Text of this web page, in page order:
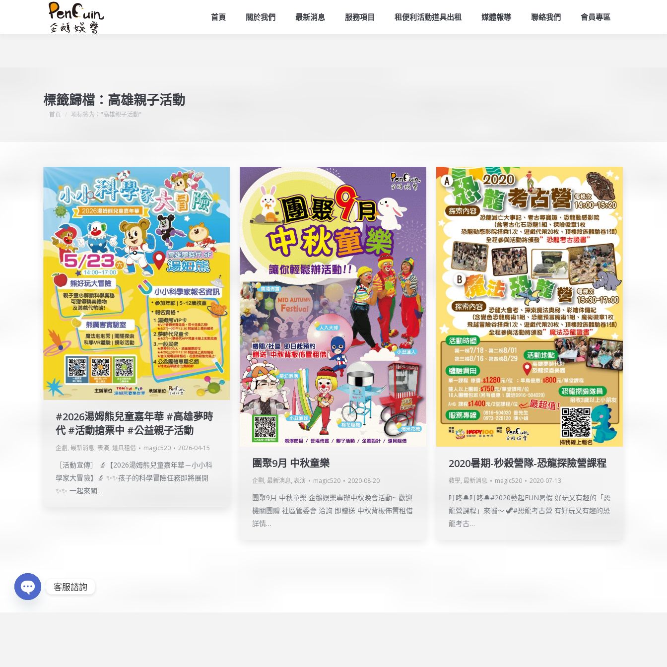
首頁 關於我們 最新消息 服務項目 租便利活動道具出租 媒體報導 聯絡我們 會員專區
標籤歸檔： 高雄親子活動
您在這裡：
首頁 项标签为："高雄親子活動"
#2026湯姆熊兒童嘉年華 #高雄夢時
代 #活動搶票中 #公益親子活動
企劃 , 最新消息, 表演, 道具租借 magic520 2026-04-15
［活動宣傳］ 🔬【2026湯姆熊兒童嘉年華－小小科
學家大冒險】🔬 ✨✨孩子的科學冒險任務即將展開
✨✨ 一起來闖…
團聚9月 中秋童樂
企劃 , 最新消息, 表演 magic520 2020-08-20
團聚9月 中秋童樂 企鵝娛樂專辦中秋晚會活動~ 歡迎
機關團體 社區管委會 洽詢 即贈送 中秋背板佈置租借
詳情…
2020暑期-秒殺營隊-恐龍探險營課程
教學, 最新消息 magic520 2020-07-13
叮咚🔔叮咚🔔#2020藝起FUN暑假 好玩又有趣的「恐
龍營課程」來囉～ 🦖#恐龍考古營 有好玩又有趣的恐
龍考古…
客服諮詢